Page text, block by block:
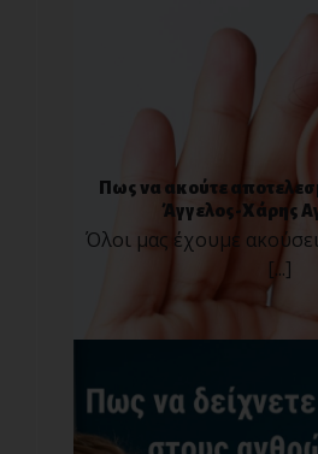
Πως να ακούτε
Άγγελος-Χάρης
Όλοι μας έχουμε
[...]